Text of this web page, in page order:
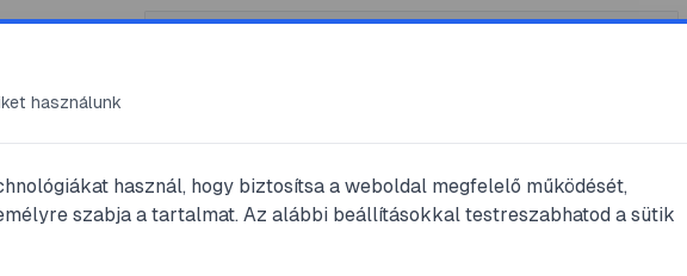
használunk
használ, hogy biztosítsa a weboldal megfelelő működését,
szabja a tartalmat. Az alábbi beállításokkal testreszabhatod a sütik